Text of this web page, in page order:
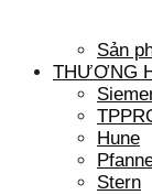
Sản
THƯƠNG
Hune
Stern